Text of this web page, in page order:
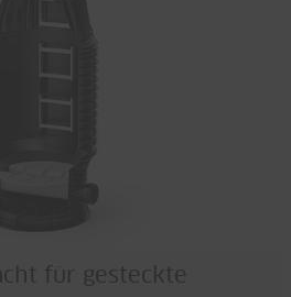
für gesteckte